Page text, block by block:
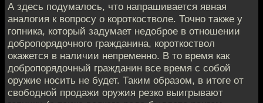
А здесь подумалось, что напрашивается явная
аналогия к вопросу о короткостволе. Точно также у
гопника, который задумает недоброе в отношении
добропорядочного гражданина, короткоствол
окажется в наличии непременно. В то время как
добропорядочный гражданин все время с собой
оружие носить не будет. Таким образом, в итоге от
свободной продажи оружия резко выигрывают